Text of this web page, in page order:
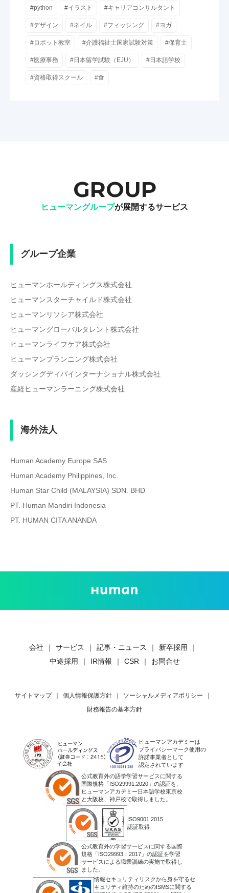
#python #イラスト #キャリアコンサルタント
#デザイン #ネイル #フィッシング #ヨガ
#ロボット教室 #介護福祉士国家試験対策 #保育士
#医療事務 #日本留学試験（EJU） #日本語学校
#資格取得スクール #食
GROUP
ヒューマングループが展開するサービス
グループ企業
ヒューマンホールディングス株式会社
ヒューマンスターチャイルド株式会社
ヒューマンリソシア株式会社
ヒューマングローバルタレント株式会社
ヒューマンライフケア株式会社
ヒューマンプランニング株式会社
ダッシングディバインターナショナル株式会社
産経ヒューマンラーニング株式会社
海外法人
Human Academy Europe SAS
Human Academy Philippines, Inc.
Human Star Child (MALAYSIA) SDN. BHD
PT. Human Mandiri Indonesia
PT. HUMAN CITA ANANDA
会社 ｜ サービス ｜ 記事・ニュース ｜ 新卒採用
｜
中途採用
｜ IR情報 ｜ CSR ｜ お問合せ
サイトマップ ｜ 個人情報保護方針 ｜ ソーシャルメディアポリシー
｜
財務報告の基本方針
ヒューマンアカデミーは
プライバシーマーク使用の
許諾事業者として
認定されています
公式教育外の語学学習サービスに関する
国際規格「ISO29991:2020」の認証を、
ヒューマンアカデミー日本語学校東京校
と大阪校、神戸校で取得しました。
ISO9001:2015
認証取得
公式教育外の学習サービスに関する国際
規格「ISO29993：2017」の認証を学習
サービスによる職業訓練の実施で取得し
ました。
情報セキュリティリスクから身を守るセ
キュリティ維持のためのISMSに関する